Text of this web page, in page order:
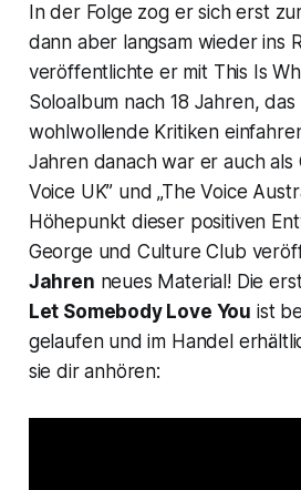
In der Folge zog er sich erst
dann aber langsam wieder ins
veröffentlichte er mit This Is
Soloalbum nach 18 Jahren, das
wohlwollende Kritiken
Jahren danach war er auch als
Voice UK” und „The Voice
Höhepunkt dieser positiven
George und Culture Club
Jahren neues Material! Die
Let Somebody Love You ist
gelaufen und im Handel
sie dir anhören: